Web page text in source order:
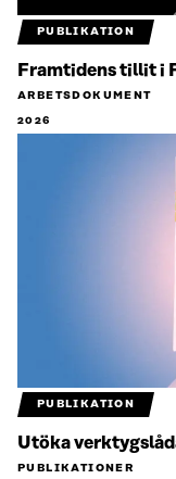
PUBLIKATION
Framtidens tillit i
ARBETSDOKUMENT
2026
PUBLIKATION
Utöka
PUBLIKATIONER